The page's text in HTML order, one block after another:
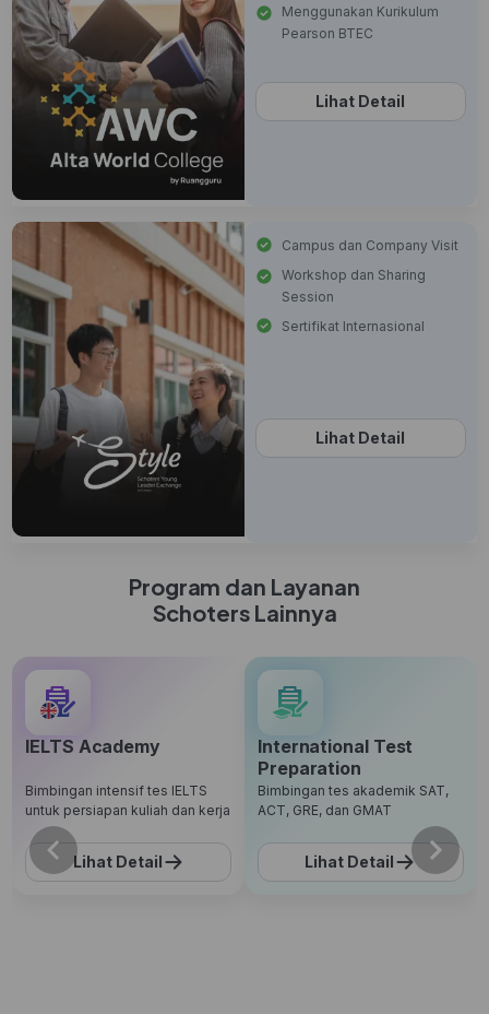
Menggunakan Kurikulum
Pearson BTEC
Lihat Detail
Campus dan Company Visit
Workshop dan Sharing
Session
Sertifikat Internasional
Lihat Detail
Program dan Layanan
Schoters Lainnya
IELTS Academy
Bimbingan intensif tes IELTS
untuk persiapan kuliah dan kerja
Lihat Detail
International Test
Preparation
Bimbingan tes akademik SAT,
ACT, GRE, dan GMAT
Lihat Detail